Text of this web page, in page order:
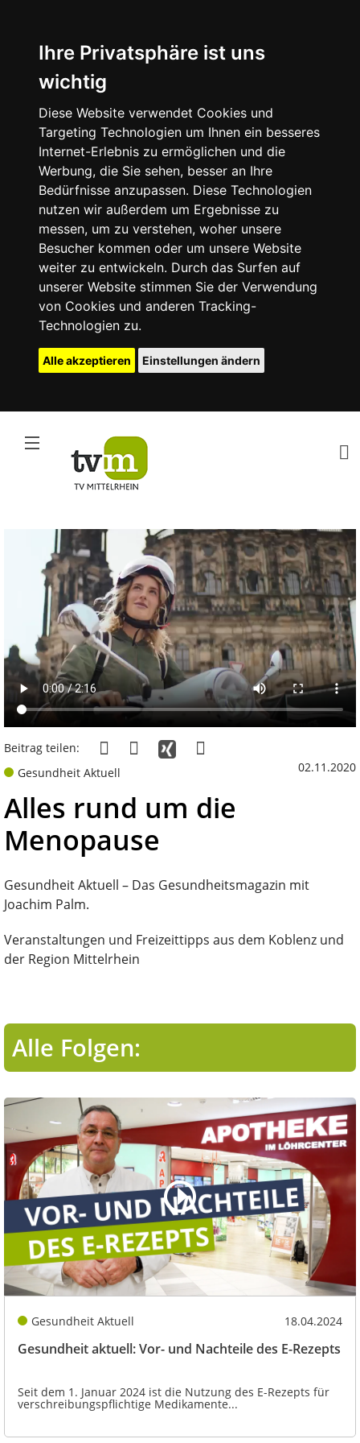
Ihre Privatsphäre ist uns
wichtig
Diese Website verwendet Cookies und
Targeting Technologien um Ihnen ein besseres
Internet-Erlebnis zu ermöglichen und die
Werbung, die Sie sehen, besser an Ihre
Bedürfnisse anzupassen. Diese Technologien
nutzen wir außerdem um Ergebnisse zu
messen, um zu verstehen, woher unsere
Besucher kommen oder um unsere Website
weiter zu entwickeln. Durch das Surfen auf
unserer Website stimmen Sie der Verwendung
von Cookies und anderen Tracking-
Technologien zu.
Alle akzeptieren Einstellungen ändern
Beitrag teilen:
Gesundheit Aktuell
02.11.2020
Alles rund um die
Menopause
Gesundheit Aktuell – Das Gesundheitsmagazin mit
Joachim Palm.
Veranstaltungen und Freizeittipps aus dem Koblenz und
der Region Mittelrhein
Alle Folgen:
Gesundheit Aktuell 18.04.2024
Gesundheit aktuell: Vor- und Nachteile des E-Rezepts
Seit dem 1. Januar 2024 ist die Nutzung des E-Rezepts für
verschreibungspflichtige Medikamente...